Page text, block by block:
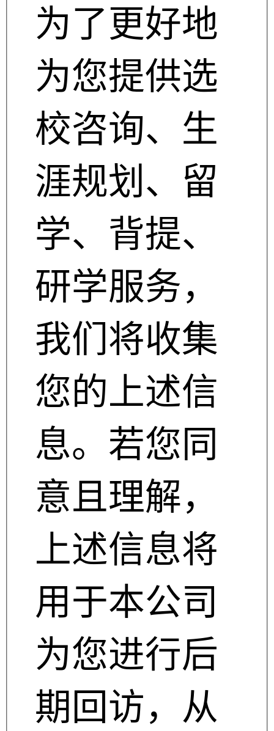
为了更好地
为您提供选
校咨询、生
涯规划、留
学、背提、
研学服务，
我们将收集
您的上述信
息。若您同
意且理解，
上述信息将
用于本公司
为您进行后
期回访，从